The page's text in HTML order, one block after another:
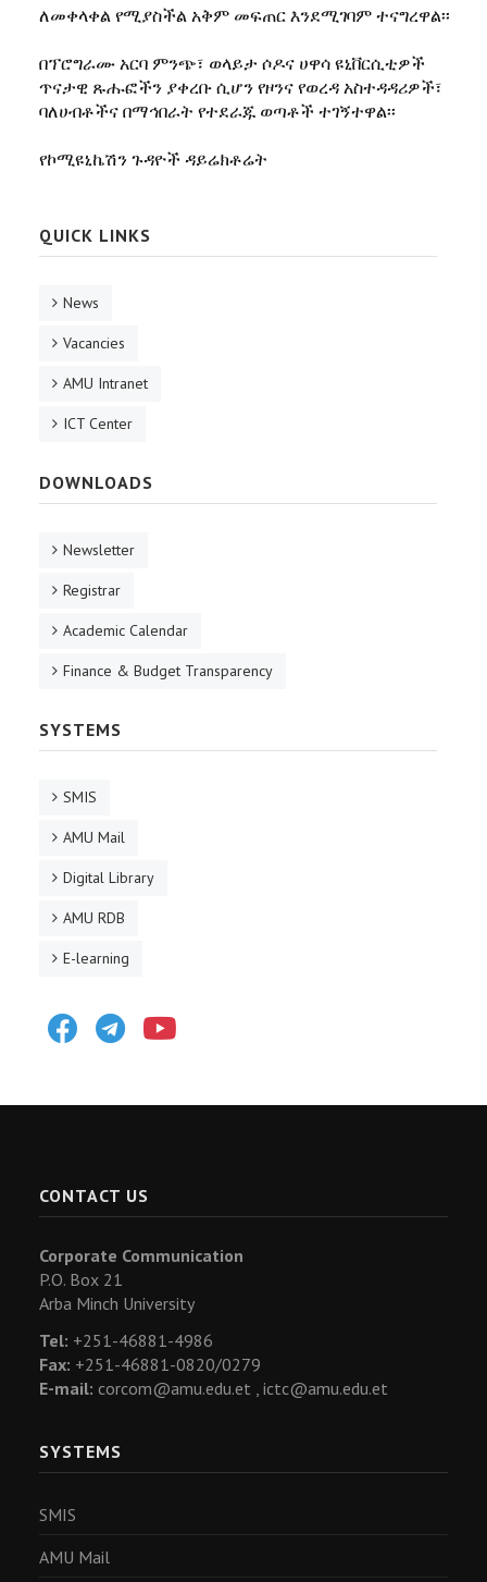
ለመቀላቀል የሚያስችል አቅም መፍጠር እንደሚገባም ተናግረዋል፡፡
በፕሮግራሙ አርባ ምንጭ፣ ወላይታ ሶዶና ሀዋሳ ዩኒቨርሲቲዎች
ጥናታዊ ጹሑፎችን ያቀረቡ ሲሆን የዞንና የወረዳ አስተዳዳሪዎች፣
ባለሀብቶችና በማኅበራት የተደራጁ ወጣቶች ተገኝተዋል፡፡
የኮሚዩኒኬሽን ጉዳዮች ዳይሬክቶሬት
QUICK LINKS
News
Vacancies
AMU Intranet
ICT Center
DOWNLOADS
Newsletter
Registrar
Academic Calendar
Finance & Budget Transparency
SYSTEMS
SMIS
AMU Mail
Digital Library
AMU RDB
E-learning
FacebookTelegram
CONTACT US
Corporate Communication
P.O. Box 21
Arba Minch University
Tel: +251-46881-4986
Fax: +251-46881-0820/0279
E-mail: corcom@amu.edu.et , ictc@amu.edu.et
SYSTEMS
SMIS
AMU Mail